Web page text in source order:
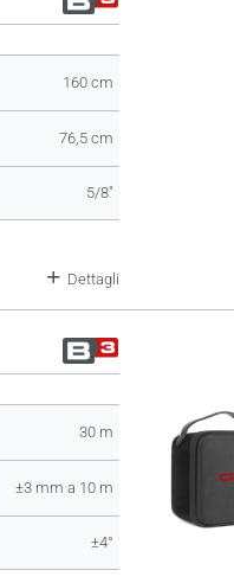
160 cm
76,5 cm
5/8"
Dettagli
30 m
±3 mm a 10 m
±4°